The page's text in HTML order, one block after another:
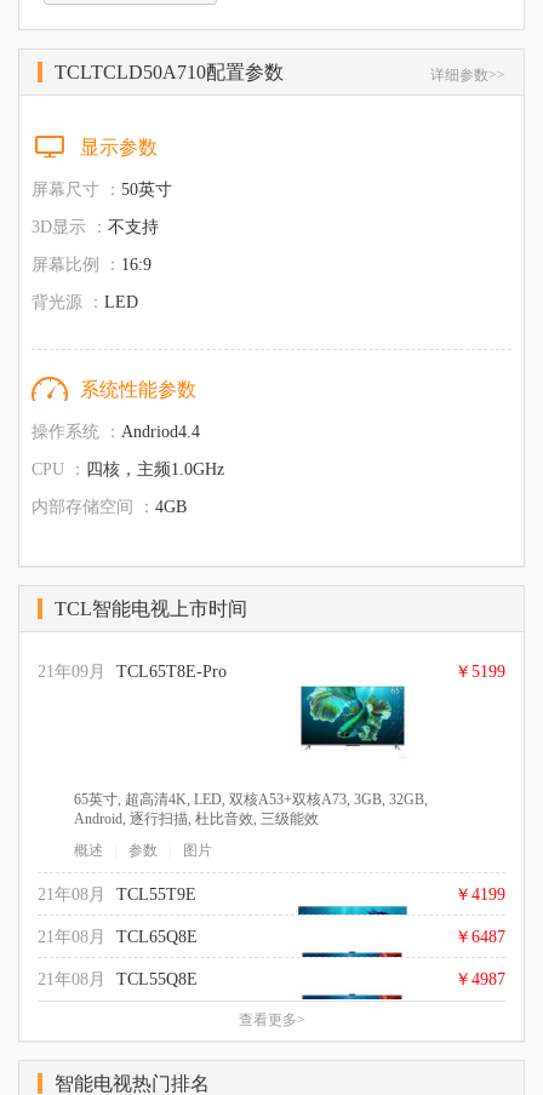
TCLTCLD50A710配置参数 详细参数>>
显示参数
屏幕尺寸 ： 50英寸
3D显示 ： 不支持
屏幕比例 ： 16:9
背光源 ： LED
系统性能参数
操作系统 ： Andriod4.4
CPU ： 四核，主频1.0GHz
内部存储空间 ： 4GB
TCL智能电视上市时间
21年09月 TCL65T8E-Pro ￥5199
65英寸, 超高清4K, LED, 双核A53+双核A73, 3GB, 32GB,
Android, 逐行扫描, 杜比音效, 三级能效
概述
参数 图片
21年08月 TCL55T9E ￥4199
55英寸, 超高清4K, LED, 双核A53+双核A73, 3GB, 32GB,
Android, 逐行扫描, 杜比音效, 四级能效
概述
| 参数 图片
21年08月 TCL65Q8E ￥6487
65英寸, 超高清4K, Android, 逐行扫描, 三级能效
21年08月 TCL55Q8E ￥4987
查看更多>
智能电视热门排名